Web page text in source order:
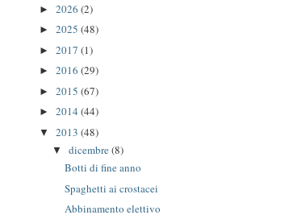
► 2026 (2)
► 2025 (48)
► 2017 (1)
► 2016 (29)
► 2015 (67)
► 2014 (44)
▼ 2013 (48)
▼ dicembre(8)
Botti di fine anno
Spaghetti ai crostacei
Abbinamento elettivo